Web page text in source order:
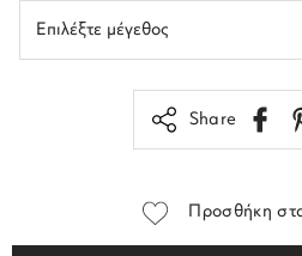
Share
Προσθήκη